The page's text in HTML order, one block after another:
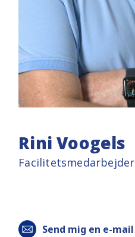
Rini Voogels
Facilitetsmedarbejder
Send mig en e-mail